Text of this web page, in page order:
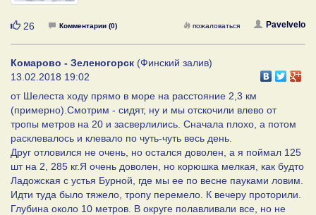
Нравится
26 Комментарии (0) Pavelvelo
пожаловаться
Комарово - Зеленогорск (Финский залив)
13.02.2018 19:02
от Шелеста ходу прямо в море на расстояние 2,3 км
(примерно).Смотрим - сидят, ну и мы отскочили влево от
тропы метров на 20 и засверлились. Сначала плохо, а потом
расклевалось и клевало по чуть-чуть весь день.
Друг отловился не очень, но остался доволен, а я поймал 125
шт на 2, 285 кг.Я очень доволен, но корюшка мелкая, как будто
Ладожская с устья Бурной, где мы ее по весне пауками ловим.
Идти туда было тяжело, тропу перемело. К вечеру проторили.
Глубина около 10 метров. В округе полавливали все, но не